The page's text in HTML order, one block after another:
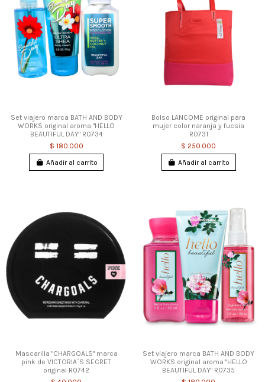
Set viajero marca BATH AND BODY
WORKS original aroma "HELLO
BEAUTIFUL DAY" R0734
$ 180.000
Añadir al carrito
Bolso LANCOME original para
mujer color naranja y fucsia
R0731
$ 250.000
Añadir al carrito
Mascarilla "CHARGOALS" marca
pink de VICTORIA´S SECRET
original R0742
Set viajero marca BATH AND BODY
WORKS original aroma "HELLO
BEAUTIFUL DAY" R0735